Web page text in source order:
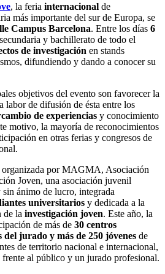
, la feria internacional de
más importante del sur de Europa, se
Campus Barcelona. Entre los días 6
y bachillerato de todo el
de investigación en stands
difundiendo y dando a conocer su
objetivos del evento son favorecer la
labor de difusión de ésta entre los
de experiencias y conocimiento
motivo, la mayoría de reconocimientos
en otras ferias y congresos de
organizada por MAGMA, Asociación
Joven, una asociación juvenil
ánimo de lucro, integrada
universitarios y dedicada a la
de la investigación joven. Este año, la
de más de 30 centros
del jurado y más de 250 jóvenes de
de territorio nacional e internacional,
frente al público y un jurado profesional.